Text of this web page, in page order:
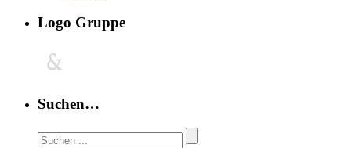
Logo Gruppe
Suchen…